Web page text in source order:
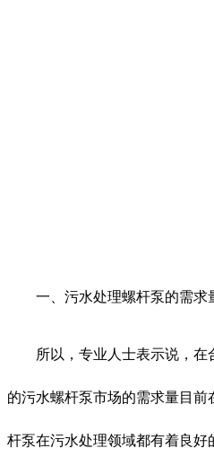
一、污水处理螺杆泵的需求
所以，专业人士表示说，在合
的污水螺杆泵市场的需求量目
杆泵在污水处理领域都有着良